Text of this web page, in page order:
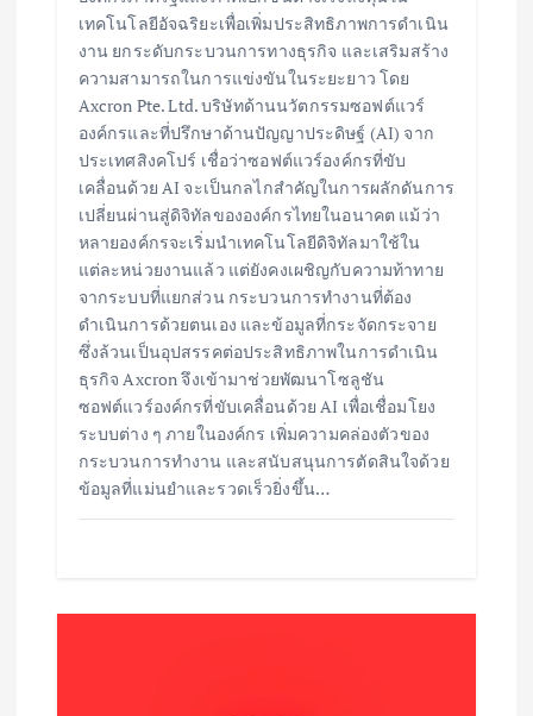
เทคโนโลยีอัจฉริยะเพื่อเพิ่มประสิทธิภาพการดำเนิน
งาน ยกระดับกระบวนการทางธุรกิจ และเสริมสร้าง
ความสามารถในการแข่งขันในระยะยาว โดย
Axcron Pte. Ltd. บริษัทด้านนวัตกรรมซอฟต์แวร์
องค์กรและที่ปรึกษาด้านปัญญาประดิษฐ์ (AI) จาก
ประเทศสิงคโปร์ เชื่อว่าซอฟต์แวร์องค์กรที่ขับ
เคลื่อนด้วย AI จะเป็นกลไกสำคัญในการผลักดันการ
เปลี่ยนผ่านสู่ดิจิทัลขององค์กรไทยในอนาคต แม้ว่า
หลายองค์กรจะเริ่มนำเทคโนโลยีดิจิทัลมาใช้ใน
แต่ละหน่วยงานแล้ว แต่ยังคงเผชิญกับความท้าทาย
จากระบบที่แยกส่วน กระบวนการทำงานที่ต้อง
ดำเนินการด้วยตนเอง และข้อมูลที่กระจัดกระจาย
ซึ่งล้วนเป็นอุปสรรคต่อประสิทธิภาพในการดำเนิน
ธุรกิจ Axcron จึงเข้ามาช่วยพัฒนาโซลูชัน
ซอฟต์แวร์องค์กรที่ขับเคลื่อนด้วย AI เพื่อเชื่อมโยง
ระบบต่าง ๆ ภายในองค์กร เพิ่มความคล่องตัวของ
กระบวนการทำงาน และสนับสนุนการตัดสินใจด้วย
ข้อมูลที่แม่นยำและรวดเร็วยิ่งขึ้น…